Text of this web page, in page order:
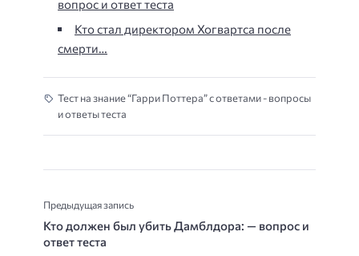
вопрос и ответ теста
Кто стал директором Хогвартса после
смерти…
Тест на знание “Гарри Поттера” с ответами - вопросы
и ответы теста
Предыдущая запись
Кто должен был убить Дамблдора: — вопрос и
ответ теста